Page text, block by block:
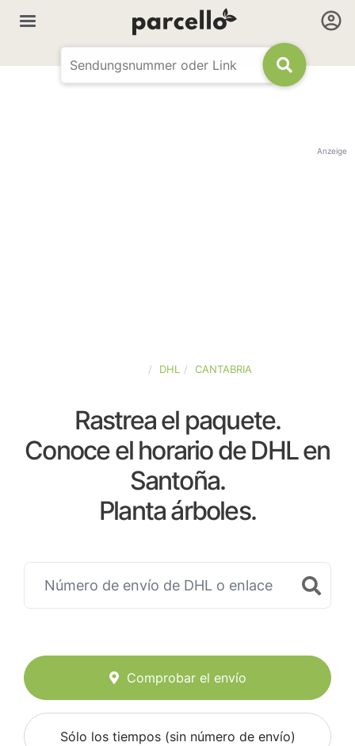
Anzeige
DHL CANTABRIA
Rastrea el paquete.
Conoce el horario de DHL en
Santoña.
Planta árboles.
Comprobar el envío
Sólo los tiempos (sin número de envío)